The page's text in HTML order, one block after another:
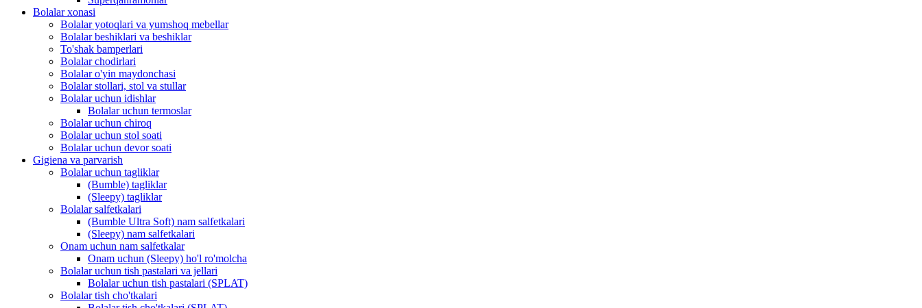
Bolalar xonasi
Bolalar yotoqlari va yumshoq mebellar
Bolalar beshiklari va beshiklar
To'shak bamperlari
Bolalar chodirlari
Bolalar o'yin maydonchasi
Bolalar stollari, stol va stullar
Bolalar uchun idishlar
Bolalar uchun termoslar
Bolalar uchun chiroq
Bolalar uchun stol soati
Bolalar uchun devor soati
Gigiena va parvarish
Bolalar uchun tagliklar
(Bumble) tagliklar
(Sleepy) tagliklar
Bolalar salfetkalari
(Bumble Ultra Soft) nam salfetkalari
(Sleepy) nam salfetkalari
Onam uchun nam salfetkalar
Onam uchun (Sleepy) ho'l ro'molcha
Bolalar uchun tish pastalari va jellari
Bolalar uchun tish pastalari (SPLAT)
Bolalar tish cho'tkalari